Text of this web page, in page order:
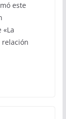
este